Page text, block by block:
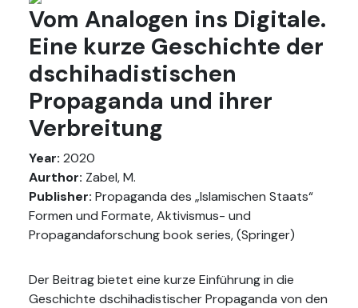
Vom Analogen ins Digitale.
Eine kurze Geschichte der
dschihadistischen
Propaganda und ihrer
Verbreitung
Year: 2020
Aurthor: Zabel, M.
Publisher: Propaganda des „Islamischen Staats“
Formen und Formate, Aktivismus- und
Propagandaforschung book series, (Springer)
Der Beitrag bietet eine kurze Einführung in die
Geschichte dschihadistischer Propaganda von den